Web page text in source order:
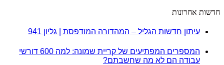
חדשות אחרונות
עיתון חדשות הגליל – המהדורה המודפסת | גליון 941
המספרים המפתיעים של קריית שמונה: למה 600 דורשי
עבודה הם לא מה שחשבתם?